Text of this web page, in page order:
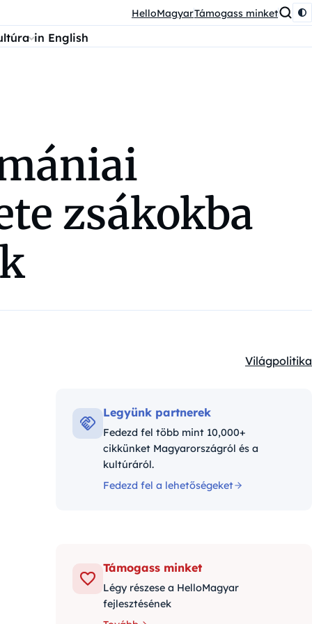
HelloMagyarTámogass minket
in English
zsákokba
Kategóriák:
Világpolitika
Legyünk partnerek
Fedezd fel több mint 10,000+
cikkünket Magyarországról és a
kultúráról.
Fedezd fel a lehetőségeket
Támogass minket
Légy részese a HelloMagyar
fejlesztésének